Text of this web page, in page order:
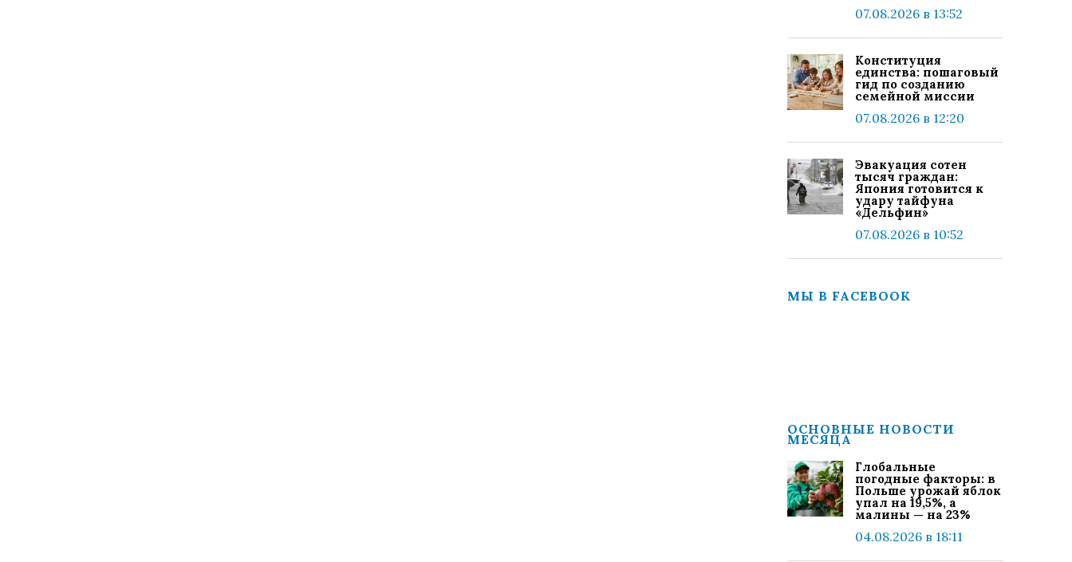
07.08.2026 в 13:52
Конституция
единства: пошаговый
гид по созданию
семейной миссии
07.08.2026 в 12:20
Эвакуация сотен
тысяч граждан:
Япония готовится к
удару тайфуна
«Дельфин»
07.08.2026 в 10:52
МЫ В FACEBOOK
ОСНОВНЫЕ НОВОСТИ
МЕСЯЦА
Глобальные
погодные факторы: в
Польше урожай яблок
упал на 19,5%, а
малины — на 23%
04.08.2026 в 18:11